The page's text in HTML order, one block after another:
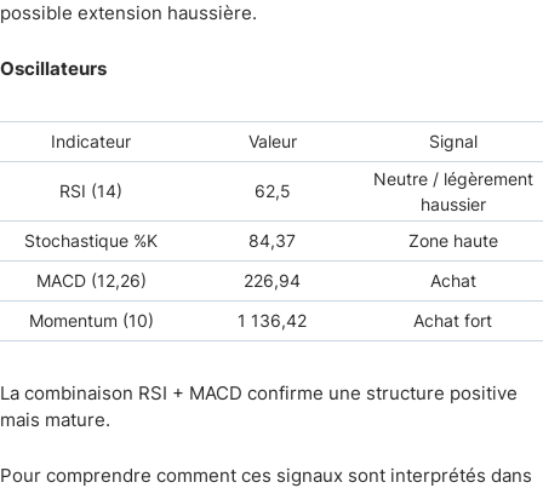
possible extension haussière.
Oscillateurs
Indicateur Valeur Signal
RSI (14) 62,5
Neutre / légèrement
haussier
Stochastique %K
84,37
Zone haute
MACD (12,26)
226,94
Achat
Momentum (10)
1 136,42 Achat fort
La combinaison RSI + MACD confirme une structure positive
mais mature.
Pour comprendre comment ces signaux sont interprétés dans